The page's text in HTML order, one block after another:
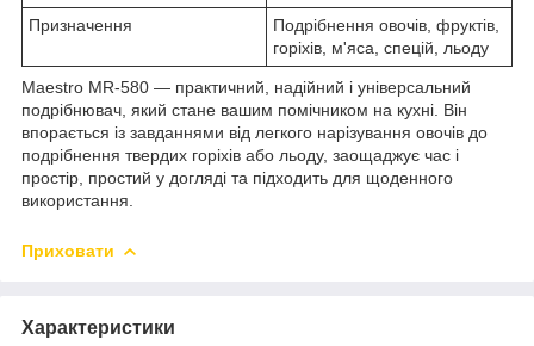
Призначення
Подрібнення овочів, фруктів,
горіхів, м'яса, спецій, льоду
Maestro MR-580 — практичний, надійний і універсальний
подрібнювач, який стане вашим помічником на кухні. Він
впорається із завданнями від легкого нарізування овочів до
подрібнення твердих горіхів або льоду, заощаджує час і
простір, простий у догляді та підходить для щоденного
використання.
Приховати
Характеристики